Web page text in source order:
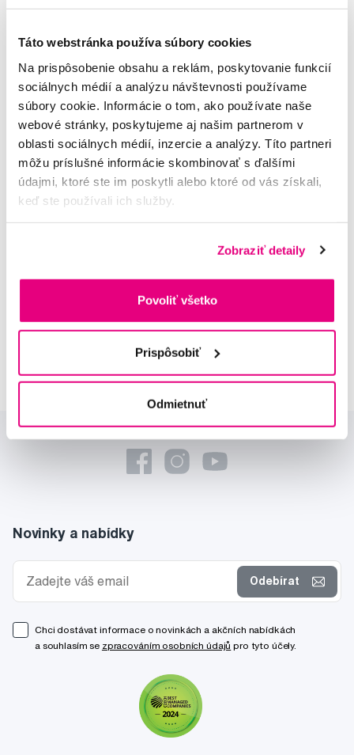
Táto webstránka používa súbory cookies
Na prispôsobenie obsahu a reklám, poskytovanie funkcií
sociálnych médií a analýzu návštevnosti používame
súbory cookie. Informácie o tom, ako používate naše
webové stránky, poskytujeme aj našim partnerom v
oblasti sociálnych médií, inzercie a analýzy. Títo partneri
môžu príslušné informácie skombinovať s ďalšími
údajmi, ktoré ste im poskytli alebo ktoré od vás získali,
keď ste používali ich služby.
Zobraziť detaily
Povoliť všetko
Prispôsobiť
Odmietnuť
Na sklade > 5 ks
Potřebujete poradit?
Napište našim odborníkům
MUDr. Alena Krugová
Lucie Vokůrková
starostlivosti
Novinky a nabídky
Odebírat
Chci dostávat informace o novinkách a akčních nabídkách
a souhlasím se zpracováním osobních údajů pro tyto účely.